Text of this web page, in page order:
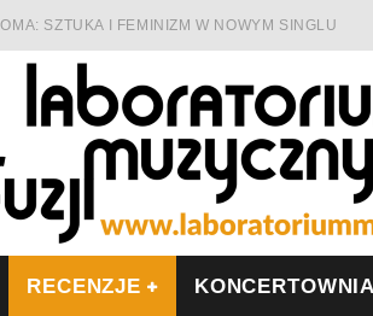
SZTUKA I FEMINIZM W NOWYM SINGLU
Z SINGLEM DIAMENTY. SAMOTNOŚĆ I OPÓR
GUM MIĘDZY SOULEM A PAMIĘCIĄ
PROG METAL WEDŁUG DUALISIS
NAGRAŁ JAZZFONIĘ O POLSCE
RECENZJE KONCERTOWNIA